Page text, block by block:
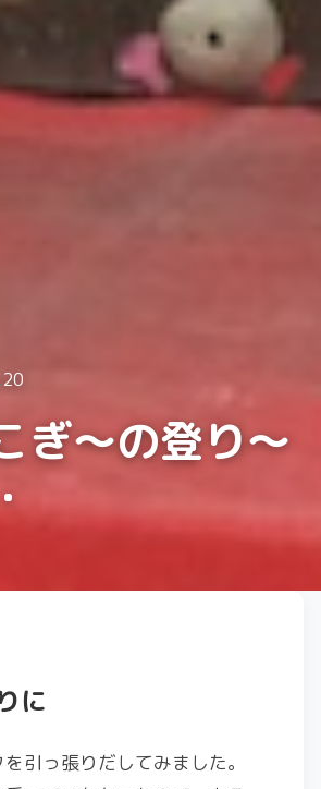
ぎ〜の登り〜
に
引っ張りだしてみました。